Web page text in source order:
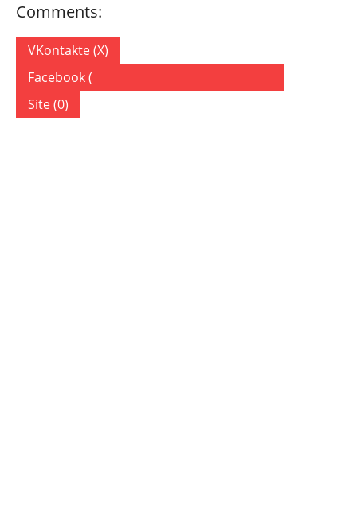
Comments:
VKontakte (X)
Facebook (
Site (0)